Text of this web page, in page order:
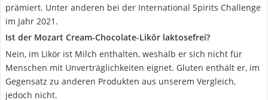
prämiert. Unter anderen bei der International Spirits Challenge
im Jahr 2021.
Ist der Mozart Cream-Chocolate-Likör laktosefrei?
Nein, im Likör ist Milch enthalten, weshalb er sich nicht für
Menschen mit Unverträglichkeiten eignet. Gluten enthält er, im
Gegensatz zu anderen Produkten aus unserem Vergleich,
jedoch nicht.